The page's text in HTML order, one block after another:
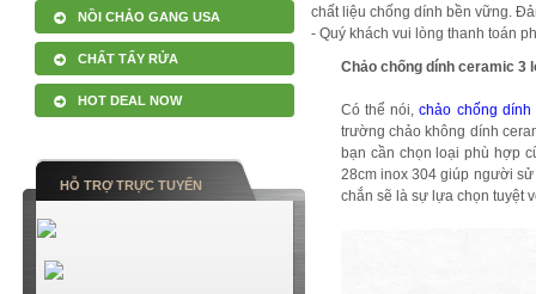
NỒI CHẢO GANG USA
CHẤT TẨY RỬA
HOT DEAL NOW
HỖ TRỢ TRỰC TUYẾN
chất liệu chống dính bền vững.
- Quý khách vui lòng thanh toán
Chảo chống dính ceramic 3
Có thể nói,chảo chống dính
trường chảo không dính
bạn cần chọn loại phù hợp
28cm inox 304 giúp người
chắn sẽ là sự lựa chọn tuyệt